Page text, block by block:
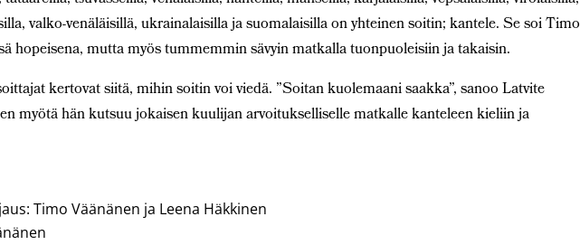
valko-venäläisillä, ukrainalaisilla ja suomalaisilla on yhteinen soitin; kantele. Se soi Timo
hopeisena, mutta myös tummemmin sävyin matkalla tuonpuoleisiin ja takaisin.
kertovat siitä, mihin soitin voi viedä. ”Soitan kuolemaani saakka”, sanoo Latvite
myötä hän kutsuu jokaisen kuulijan arvoitukselliselle matkalle kanteleen kieliin ja
Timo Väänänen ja Leena Häkkinen